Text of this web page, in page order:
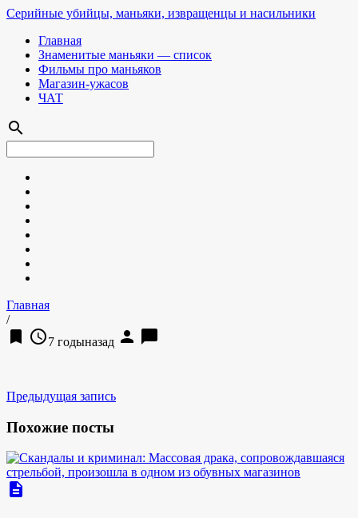
Серийные убийцы, маньяки, извращенцы и насильники
Главная
Знаменитые маньяки — список
Фильмы про маньяков
Магазин-ужасов
ЧАТ
search
Главная
/
bookmark access_time7 годыназад person chat_bubble
Предыдущая запись
Похожие посты
description